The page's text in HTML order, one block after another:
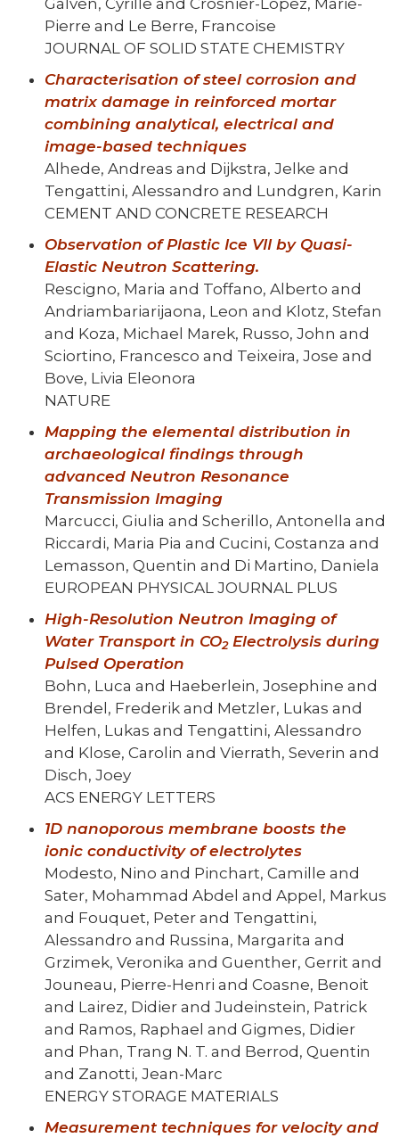
Galven, Cyrille and Crosnier-Lopez, Marie-
Pierre and Le Berre, Francoise
JOURNAL OF SOLID STATE CHEMISTRY
Characterisation of steel corrosion and
matrix damage in reinforced mortar
combining analytical, electrical and
image-based techniques
Alhede, Andreas and Dijkstra, Jelke and
Tengattini, Alessandro and Lundgren, Karin
CEMENT AND CONCRETE RESEARCH
Observation of Plastic Ice VII by Quasi-
Elastic Neutron Scattering.
Rescigno, Maria and Toffano, Alberto and
Andriambariarijaona, Leon and Klotz, Stefan
and Koza, Michael Marek, Russo, John and
Sciortino, Francesco and Teixeira, Jose and
Bove, Livia Eleonora
NATURE
Mapping the elemental distribution in
archaeological findings through
advanced Neutron Resonance
Transmission Imaging
Marcucci, Giulia and Scherillo, Antonella and
Riccardi, Maria Pia and Cucini, Costanza and
Lemasson, Quentin and Di Martino, Daniela
EUROPEAN PHYSICAL JOURNAL PLUS
High-Resolution Neutron Imaging of
Water Transport in CO2Electrolysis during
Pulsed Operation
Bohn, Luca and Haeberlein, Josephine and
Brendel, Frederik and Metzler, Lukas and
Helfen, Lukas and Tengattini, Alessandro
and Klose, Carolin and Vierrath, Severin and
Disch, Joey
ACS ENERGY LETTERS
1D nanoporous membrane boosts the
ionic conductivity of electrolytes
Modesto, Nino and Pinchart, Camille and
Sater, Mohammad Abdel and Appel, Markus
and Fouquet, Peter and Tengattini,
Alessandro and Russina, Margarita and
Grzimek, Veronika and Guenther, Gerrit and
Jouneau, Pierre-Henri and Coasne, Benoit
and Lairez, Didier and Judeinstein, Patrick
and Ramos, Raphael and Gigmes, Didier
and Phan, Trang N. T. and Berrod, Quentin
and Zanotti, Jean-Marc
ENERGY STORAGE MATERIALS
Measurement techniques for velocity and